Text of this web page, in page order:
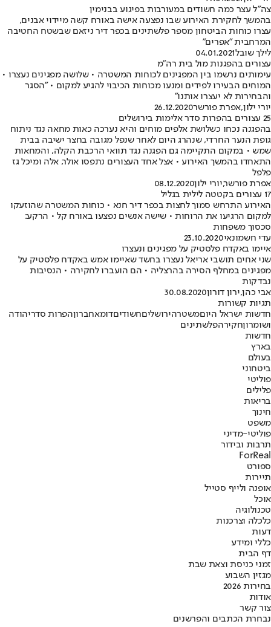
צה"ל עצר כמה חשודים במעורבות בפיגוע בבנימין
בהמשך לחקירת האירוע שבו נפצעה אישה באורח קשה מיידוי אבנים,
עצרו כוחות הביטחון מספר פלשתינים בכפר דיר ניזאם שבשטח החטיבה
המרחבית "אפרים"
לילך שובל04.01.2021
עצורים בהפגנות מול בית רה"מ
עימותים נרשמו בין המפגינים לכוחות המשטרה • שלושה מפגינים נעצרו •
המוחים הבעירו לפידים ומנעו מכוחות הכיבוי להגיע למקום • "הסגר
והבחירות לא יעצרו אותנו"
יורי ילון,אפרת פורשר26.12.2020
25 עצורים בהפרות סדר אלימות בירושלים
בהפגנה נכחו כשלושת אלפים מוחים והיא נערכה כאות מחאה נגד ניתוח
גופת הנער החרדי, שנהרג היום לאחר שנפל מגובה בחצר ישיבה בבית
שמש • במקום התקיימה גם הפגנה נגד תוואי הרכבת הקלה, והמחאות
התאחדו בהמשך האירוע • אצל אחד העצורים נתפסו אולר, אלה ומיכל גז
פלפל
אפרת פורשר,יורי ילון08.12.2020
17 עצורים בקטטה לילית בגליל
האירוע התרחש סמוך לחצות בכפר דיר חנא • כוחות המשטרה שהוזעקו
למקום הרגיעו את הרוחות • שישה אנשים נפצעו באורח קל • הרקע:
סכסוך משפחות
עדי חשמונאי23.10.2020
איימו באקדח פלסטיק על מפגינים ונעצרו
שני אחים תושבי אריאל נעצרו בחשד שאיימו אמש באקדח פלסטיק על
מפגינים במחלף הסירה בהרצליה • הם הועברו לחקירה • הנסיבות
נבדקות
אבי כהן,ירון דורון30.08.2020
תגיות קשורות
חדשות ישראל היוםמשטרהירושליםחשודיםדומאחברוןהפרות סדריהודה
ושומרוןחקירהפלשתינים
חדשות
בארץ
בעולם
ביטחוני
פוליטי
פלילים
בריאות
חינוך
משפט
פוליטי-מדיני
תרבות ובידור
ForReal
ספורט
תיירות
אופנה ולייף סטייל
אוכל
טכנולוגיה
כלכלה וצרכנות
דעות
כללי ומידע
דף הבית
זמני כניסת וצאת שבת
מגזין השבוע
בחירות 2026
אודות
צור קשר
נבחרת הכתבים והפרשנים